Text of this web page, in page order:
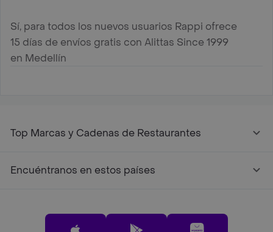
Sí, para todos los nuevos usuarios Rappi ofrece
15 días de envíos gratis con Alittas Since 1999
en Medellín
Top Marcas y Cadenas de Restaurantes
Encuéntranos en estos países